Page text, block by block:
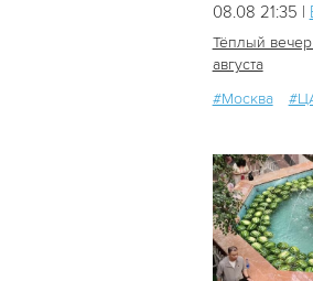
08.08 21:35 |
Тёплый
августа
#Москва